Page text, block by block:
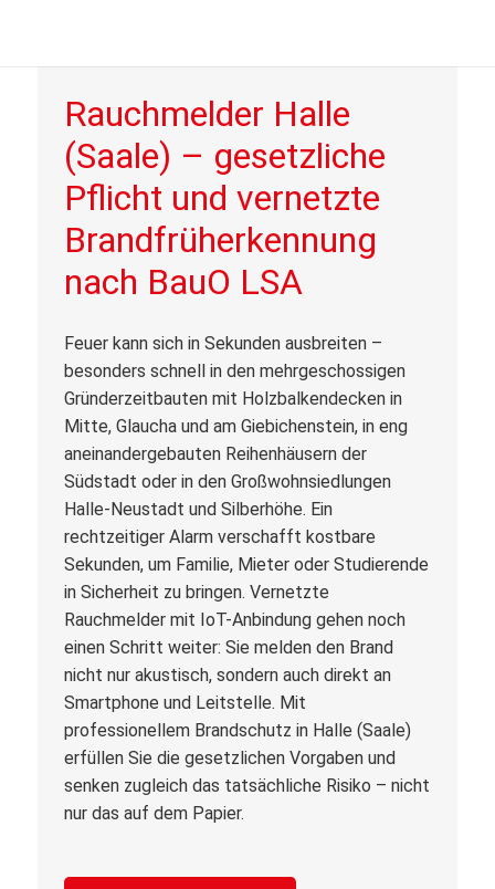
Rauchmelder Halle
(Saale) – gesetzliche
Pflicht und vernetzte
Brandfrüherkennung
nach BauO LSA
Feuer kann sich in Sekunden ausbreiten –
besonders schnell in den mehrgeschossigen
Gründerzeitbauten mit Holzbalkendecken in
Mitte, Glaucha und am Giebichenstein, in eng
aneinandergebauten Reihenhäusern der
Südstadt oder in den Großwohnsiedlungen
Halle-Neustadt und Silberhöhe. Ein
rechtzeitiger Alarm verschafft kostbare
Sekunden, um Familie, Mieter oder Studierende
in Sicherheit zu bringen. Vernetzte
Rauchmelder mit IoT-Anbindung gehen noch
einen Schritt weiter: Sie melden den Brand
nicht nur akustisch, sondern auch direkt an
Smartphone und Leitstelle. Mit
professionellem Brandschutz in Halle (Saale)
erfüllen Sie die gesetzlichen Vorgaben und
senken zugleich das tatsächliche Risiko – nicht
nur das auf dem Papier.